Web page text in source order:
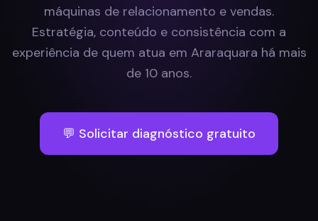
máquinas de relacionamento e vendas.
Estratégia, conteúdo e consistência com a
experiência de quem atua em Araraquara há mais
de 10 anos.
💬 Solicitar diagnóstico gratuito